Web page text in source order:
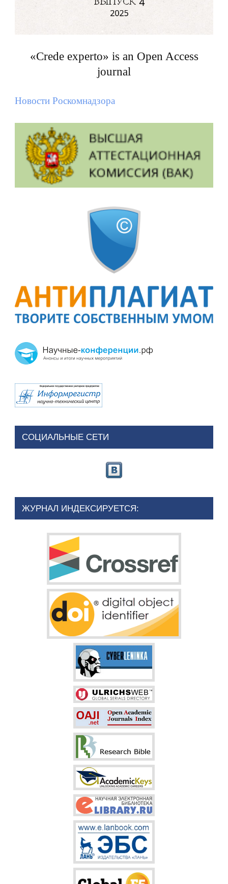
«Crede experto» is an Open Access
journal
Новости Роскомнадзора
СОЦИАЛЬНЫЕ СЕТИ
ЖУРНАЛ ИНДЕКСИРУЕТСЯ: